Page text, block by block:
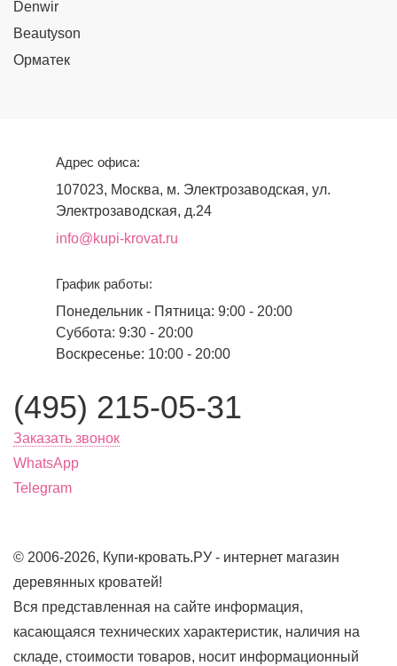
Denwir
Beautyson
Орматек
Адрес офиса:
107023, Москва, м. Электрозаводская, ул.
Электрозаводская, д.24
info@kupi-krovat.ru
График работы:
Понедельник - Пятница: 9:00 - 20:00
Суббота: 9:30 - 20:00
Воскресенье: 10:00 - 20:00
(495) 215-05-31
Заказать звонок
WhatsApp
Telegram
© 2006-2026, Купи-кровать.РУ - интернет магазин
деревянных кроватей!
Вся представленная на сайте информация,
касающаяся технических характеристик, наличия на
складе, стоимости товаров, носит информационный